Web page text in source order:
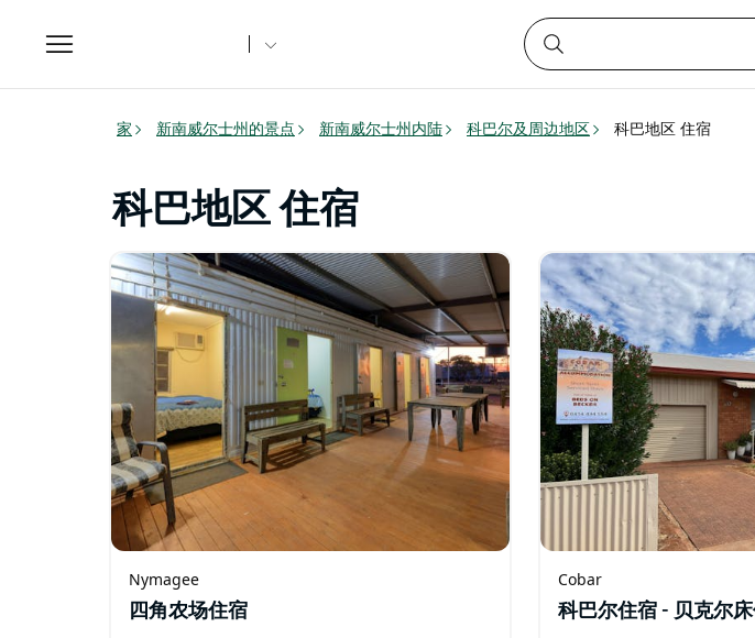
Toggle
navigation
家 新南威尔士州的景点 新南威尔士州内陆 科巴尔及周边地区 科巴地区 住宿
科巴地区 住宿
Nymagee
四角农场住宿
Cobar
科巴尔住宿 - 贝克尔